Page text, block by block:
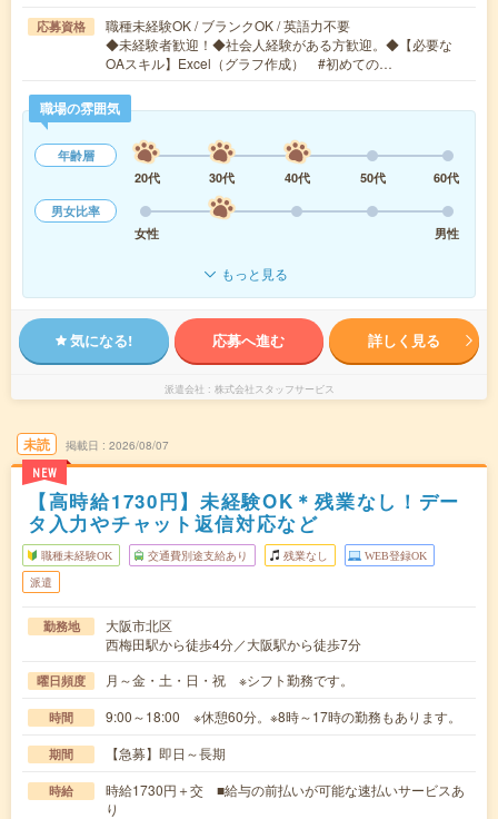
応募資格
職種未経験OK / ブランクOK / 英語力不要
◆未経験者歓迎！◆社会人経験がある方歓迎。◆【必要な
OAスキル】Excel（グラフ作成） #初めての…
職場の雰囲気
年齢層
20代
30代 40代 50代
60代
男女比率
女性
男性
もっと見る
気になる! 応募へ進む 詳しく見る
派遣会社 株式会社スタッフサービス
未読
NEW
掲載日 2026/08/07
【高時給1730円】未経験OK＊残業なし！デー
タ入力やチャット返信対応など
職種未経験OK 交通費別途支給あり 残業なし WEB登録OK
派遣
勤務地
大阪市北区
西梅田駅から徒歩4分／大阪駅から徒歩7分
曜日頻度 月～金・土・日・祝 ※シフト勤務です。
時間 9:00～18:00 ※休憩60分。※8時～17時の勤務もあります。
期間 【急募】即日～長期
時給
時給1730円＋交 ■給与の前払いが可能な速払いサービスあ
り